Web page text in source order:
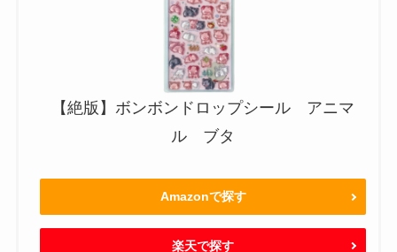
【絶版】ボンボンドロップシール アニマ
ル ブタ
Amazonで探す
楽天で探す